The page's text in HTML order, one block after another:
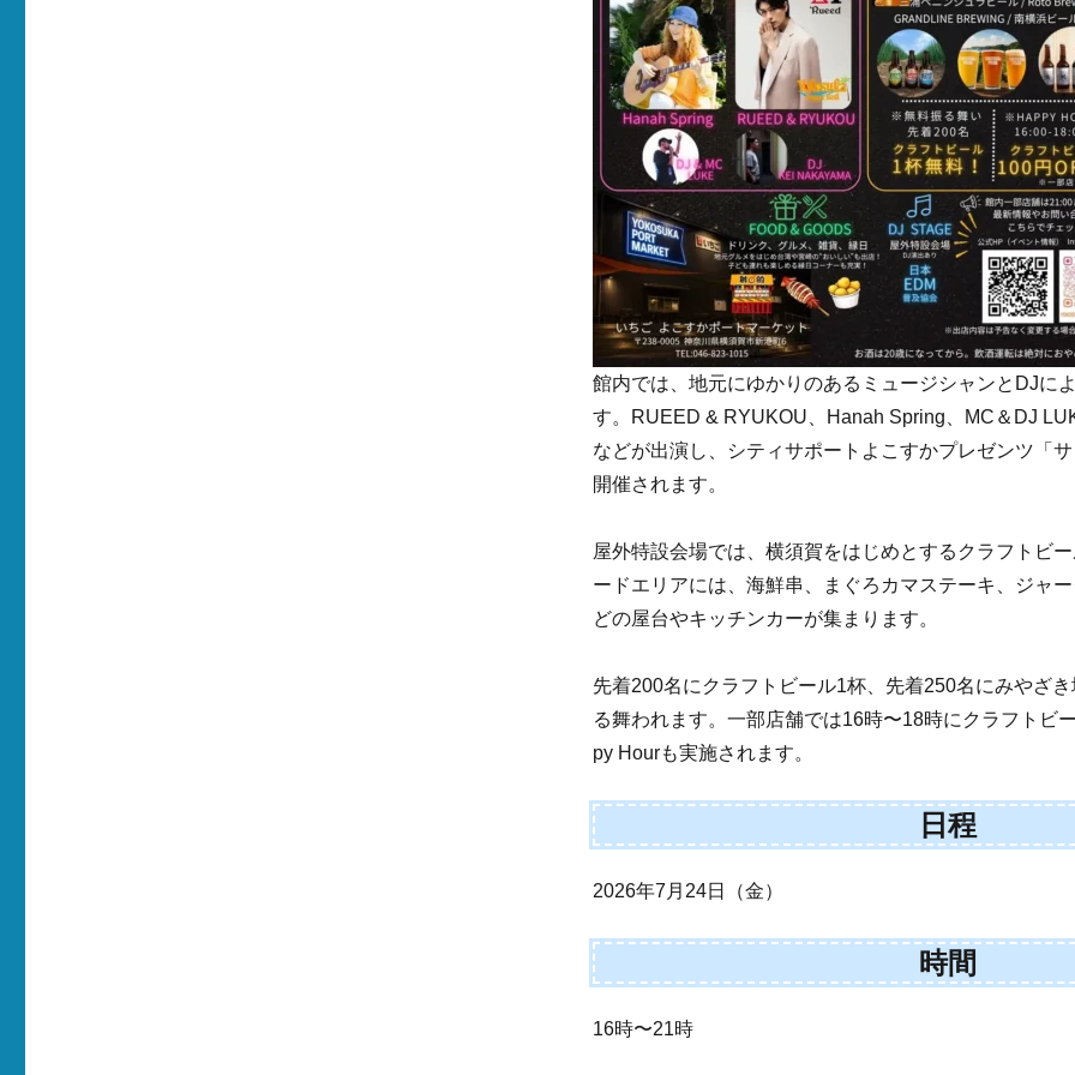
館内では、地元にゆかりのあるミュージシャンとDJに
す。RUEED & RYUKOU、Hanah Spring、MC＆DJ
などが出演し、シティサポートよこすかプレゼンツ「
開催されます。
屋外特設会場では、横須賀をはじめとするクラフトビ
ードエリアには、海鮮串、まぐろカマステーキ、ジャ
どの屋台やキッチンカーが集まります。
先着200名にクラフトビール1杯、先着250名にみやざ
る舞われます。一部店舗では16時〜18時にクラフトビ
py Hourも実施されます。
日程
2026年7月24日（金）
時間
16時〜21時